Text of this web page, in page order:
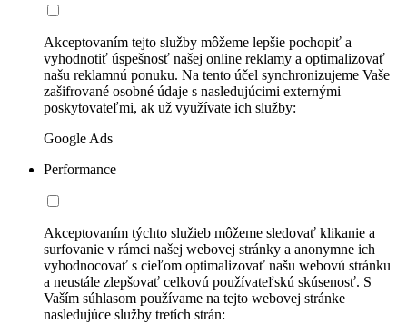
Akceptovaním tejto služby môžeme lepšie pochopiť a
vyhodnotiť úspešnosť našej online reklamy a optimalizovať
našu reklamnú ponuku. Na tento účel synchronizujeme Vaše
zašifrované osobné údaje s nasledujúcimi externými
poskytovateľmi, ak už využívate ich služby:
Google Ads
Performance
Akceptovaním týchto služieb môžeme sledovať klikanie a
surfovanie v rámci našej webovej stránky a anonymne ich
vyhodnocovať s cieľom optimalizovať našu webovú stránku
a neustále zlepšovať celkovú používateľskú skúsenosť. S
Vaším súhlasom používame na tejto webovej stránke
nasledujúce služby tretích strán: